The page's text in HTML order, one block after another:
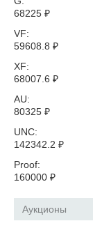
68225 ₽
VF:
59608.8 ₽
XF:
68007.6 ₽
AU:
80325 ₽
UNC:
142342.2 ₽
Proof:
160000 ₽
Аукционы